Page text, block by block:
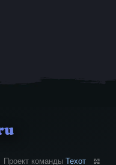
Проект команды Техот 𝌴